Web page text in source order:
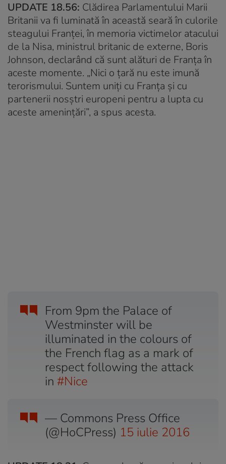
UPDATE 18.56: Clădirea Parlamentului Marii
Britanii va fi luminată în această seară în culorile
steagului Franței, în memoria victimelor atacului
de la Nisa, ministrul britanic de externe, Boris
Johnson, declarând că sunt alături de Franța în
aceste momente. „Nici o țară nu este imună
terorismului. Suntem uniți cu Franța și cu
partenerii nosștri europeni pentru a lupta cu
aceste amenințări”, a spus acesta.
From 9pm the Palace of
Westminster will be
illuminated in the colours of
the French flag as a mark of
respect following the attack
in #Nice
— Commons Press Office
(@HoCPress) 15 iulie 2016